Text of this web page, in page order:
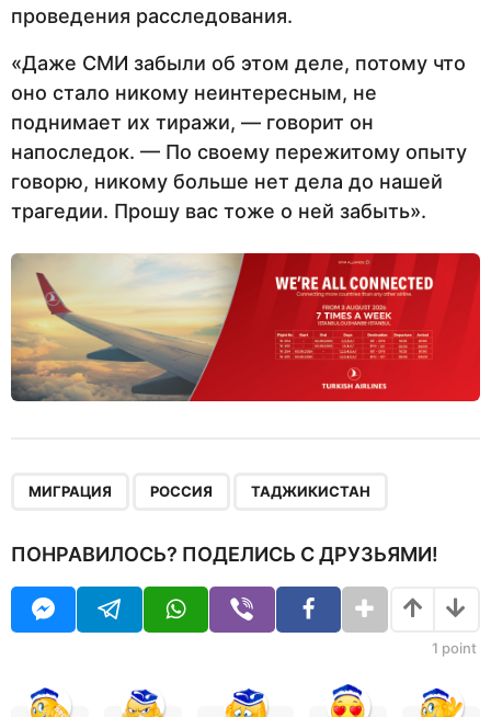
проведения расследования.
«Даже СМИ забыли об этом деле, потому что
оно стало никому неинтересным, не
поднимает их тиражи, — говорит он
напоследок. — По своему пережитому опыту
говорю, никому больше нет дела до нашей
трагедии. Прошу вас тоже о ней забыть».
МИГРАЦИЯ РОССИЯ ТАДЖИКИСТАН
ПОНРАВИЛОСЬ? ПОДЕЛИСЬ С ДРУЗЬЯМИ!
1 point